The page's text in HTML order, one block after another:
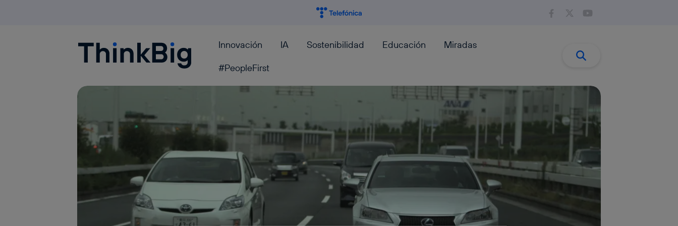
Blogthinkbig.com Innovación IA Sostenibilidad Educación
Miradas
#PeopleFirst
Buscar